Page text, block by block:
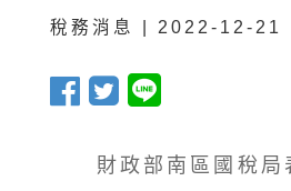
稅務消息 | 2022-12-21
財政部南區國稅局